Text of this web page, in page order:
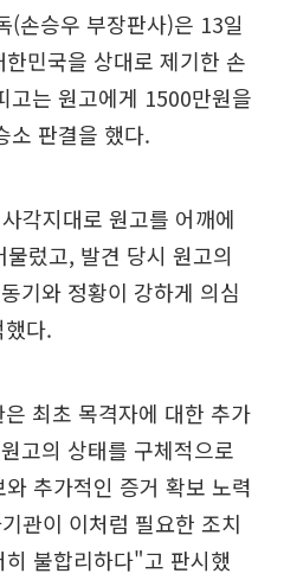
(손승우 부장판사)은 13일
민국을 상대로 제기한 손
고는 원고에게 1500만원을
소 판결을 했다.
각지대로 원고를 어깨에
렀고, 발견 당시 원고의
기와 정황이 강하게 의심
다.
최초 목격자에 대한 추가
고의 상태를 구체적으로
추가적인 증거 확보 노력
관이 이처럼 필요한 조치
불합리하다"고 판시했